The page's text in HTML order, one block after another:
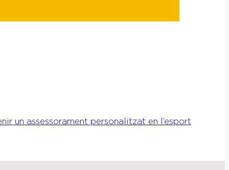
un assessorament personalitzat en l’esport